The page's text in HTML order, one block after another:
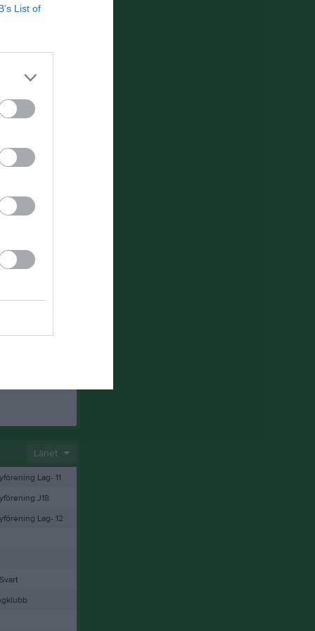
List of
ifksalem_istider/Event/Month Vi ses I januari!
Sport
Länet
Lag- 11
J18
Lag- 12